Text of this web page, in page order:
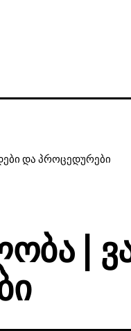
და პროცედურები
|